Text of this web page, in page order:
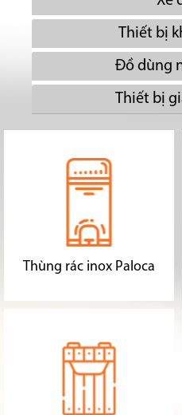
Thiết bị
Đồ dùng
Thiết bị
Thùng rác inox Paloca